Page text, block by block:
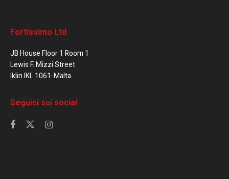
Fortissimo Ltd
JB House Floor 1 Room 1
Lewis F. Mizzi Street
Iklin IKL 1061-Malta
Seguici sui social